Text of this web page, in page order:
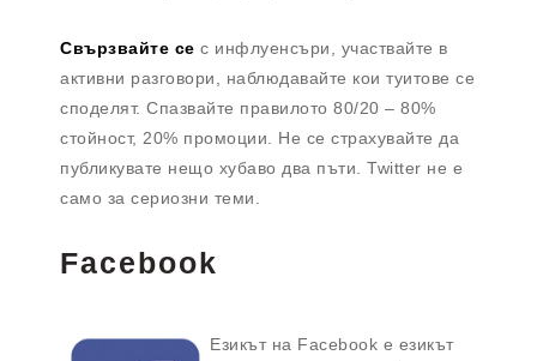
Свързвайте се с инфлуенсъри, участвайте в
активни разговори, наблюдавайте кои туитове се
споделят. Спазвайте правилото 80/20 – 80%
стойност, 20% промоции. Не се страхувайте да
публикувате нещо хубаво два пъти. Twitter не е
само за сериозни теми.
Facebook
Езикът на Facebook е езикът